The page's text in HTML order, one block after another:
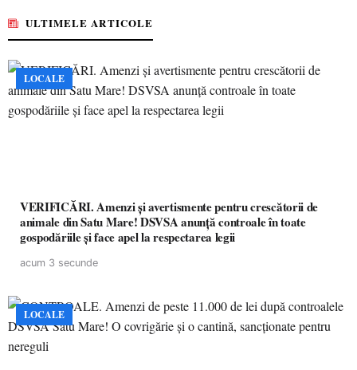
ULTIMELE ARTICOLE
LOCALE
VERIFICĂRI. Amenzi și avertismente pentru crescătorii de
animale din Satu Mare! DSVSA anunță controale în toate
gospodăriile și face apel la respectarea legii
acum 3 secunde
LOCALE